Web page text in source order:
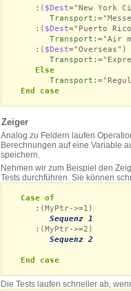
:( $Dest="New York
Transport
:( $Dest="Puerto
Transport :="Air
:( $Dest="Overseas")
Transport
Else
Transport
End case
Zeiger
Analog zu Feldern laufen
Berechnungen auf eine Variable
speichern.
Nehmen wir zum Beispiel den
Tests durchführen. Sie können
Case of
:(MyPtr->=1)
Sequenz 1
:(MyPtr->=2)
Sequenz 2
End case
Die Tests laufen schneller ab,